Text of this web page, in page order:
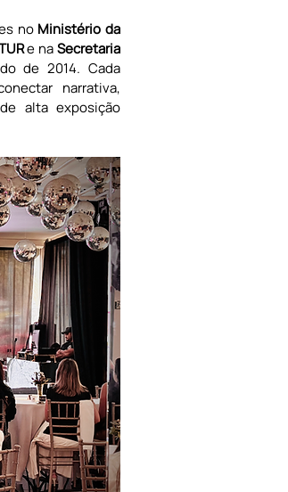
no Ministério da
e na Secretaria
de 2014. Cada
narrativa,
alta exposição